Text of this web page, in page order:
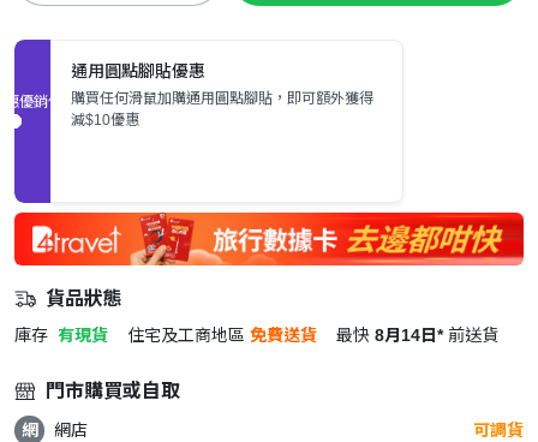
促銷優惠
通用圓點腳貼優惠
購買任何滑鼠加購通用圓點腳貼，即可額外獲得
減$10優惠
貨品狀態
庫存 有現貨 住宅及工商地區 免費送貨 最快 8月14日* 前送貨
門市購買或自取
網 網店
可調貨